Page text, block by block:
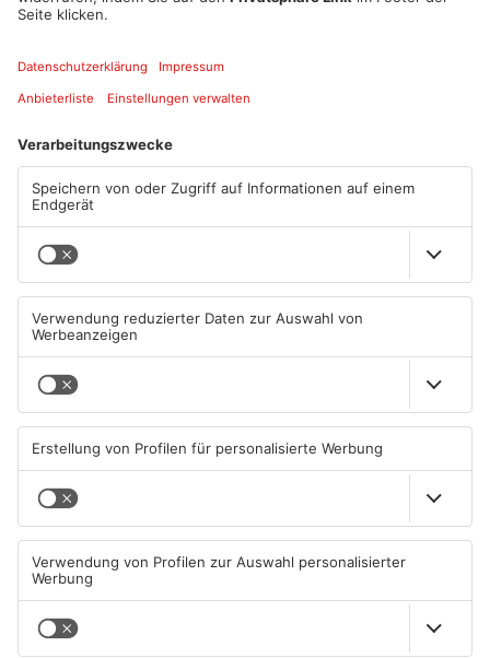
Mehr aus Kreis
Miltenberg
Miltenberg: Alkoholisierter
Rentner überschlägt sich bei
Autounfall
04.08.2026, 13:30 UHR IN KREIS
MILTENBERG
Zustand des Faulbacher
werden
04.08.2026, 06:33 UHR IN KREIS
MILTENBERG